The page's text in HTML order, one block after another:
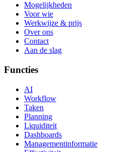
Mogelijkheden
Voor wie
Werkwijze & prijs
Over ons
Contact
Aan de slag
Functies
AI
Workflow
Taken
Planning
Liquiditeit
Dashboards
Managementinformatie